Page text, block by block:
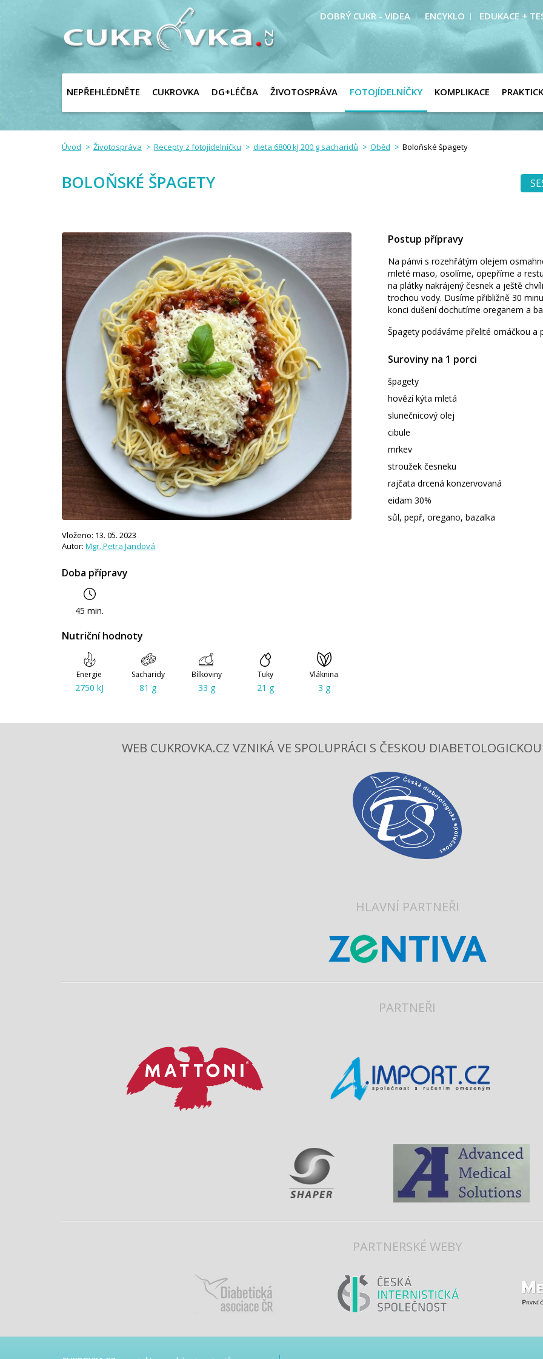
DOBRÝ CUKR - VIDEA ENCYKLO EDUKACE +
NEPŘEHLÉDNĚTE CUKROVKA DG+LÉČBA ŽIVOTOSPRÁVA FOTOJÍDELNÍČKY KOMPLIKACE
Úvod Životospráva Recepty z fotojídelníčku dieta 6800 kJ 200 g sacharidů Oběd Boloňské špagety
BOLOŇSKÉ ŠPAGETY
Doba přípravy
45 min.
Vloženo: 13. 05. 2023
Autor: Mgr. Petra Jandová
Nutriční hodnoty
Energie
2750 kJ
Sacharidy
81 g
Bílkoviny
33 g
Tuky
21 g
Vláknina
3 g
Postup přípravy
Na pánvi s rozehřátým olejem
mleté maso, osolíme, opepříme a
na plátky nakrájený česnek a ještě
trochou vody. Dusíme přibližně 30
konci dušení dochutíme oreganem a
Špagety podáváme přelité omáčkou a
Suroviny na 1 porci
špagety
hovězí kýta mletá
slunečnicový olej
cibule
mrkev
stroužek česneku
rajčata drcená konzervovaná
eidam 30%
sůl, pepř, oregano, bazalka
WEB CUKROVKA.CZ VZNIKÁ VE SPOLUPRÁCI S ČESKOU
HLAVNÍ PARTNEŘI
PARTNEŘI
PARTNERSKÉ WEBY